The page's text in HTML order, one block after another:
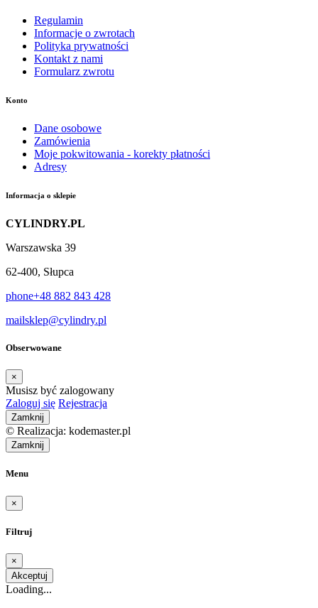
Regulamin
Informacje o zwrotach
Polityka prywatności
Kontakt z nami
Formularz zwrotu
Konto
Dane osobowe
Zamówienia
Moje pokwitowania - korekty płatności
Adresy
Informacja o sklepie
CYLINDRY.PL
Warszawska 39
62-400, Słupca
phone+48 882 843 428
mailsklep@cylindry.pl
Obserwowane
×
Musisz być zalogowany
Zaloguj się Rejestracja
Zamknij
© Realizacja: kodemaster.pl
Zamknij
Menu
×
Filtruj
×
Akceptuj
Loading...